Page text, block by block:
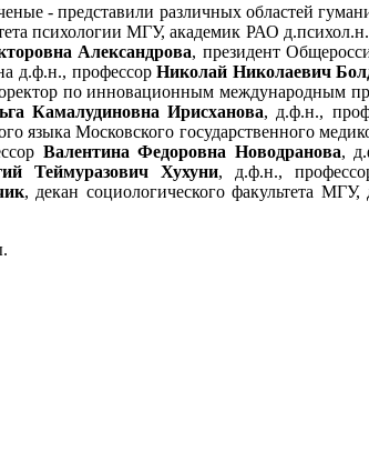
- представили различных областей
психологии МГУ, академик РАО
Александрова, президент
д.ф.н., профессорНиколай Николаевич
по инновационным международным
Камалудиновна Ирисханова, д.ф.н.,
языка Московского государственного
Валентина Федоровна Новодранова,
Теймуразович Хухуни, д.ф.н.,
, декан социологического факультета